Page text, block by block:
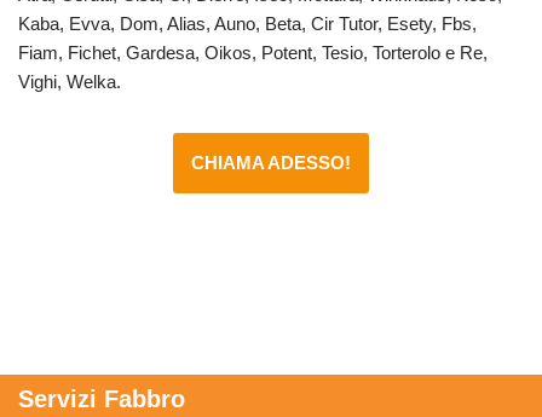
Kaba, Evva, Dom, Alias, Auno, Beta, Cir Tutor, Esety, Fbs,
Fiam, Fichet, Gardesa, Oikos, Potent, Tesio, Torterolo e Re,
Vighi, Welka.
CHIAMA ADESSO!
Servizi Fabbro